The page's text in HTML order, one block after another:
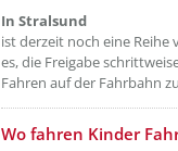
In Stralsund
ist derzeit noch eine Reihe
es, die Freigabe
Fahren auf der Fahrbahn
Wo fahren Kinder